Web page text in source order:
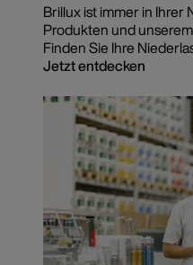
Brillux ist immer in Ihrer
Produkten und
Finden Sie Ihre
Jetzt entdecken